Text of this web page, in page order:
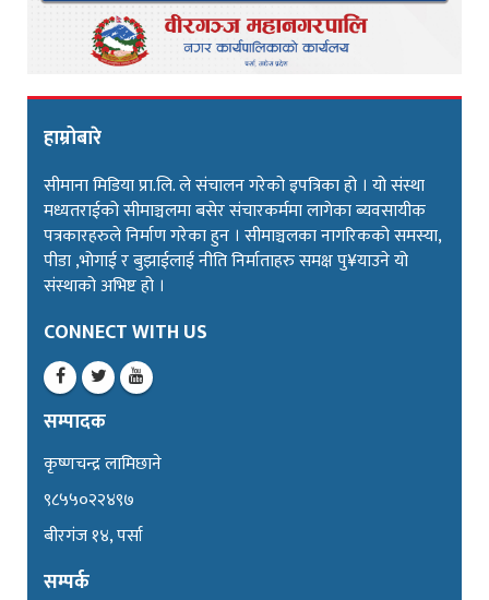
हाम्रोबारे
सीमाना मिडिया प्रा.लि. ले संचालन गरेको इपत्रिका हो । यो संस्था
मध्यतराईको सीमाञ्चलमा बसेर संचारकर्ममा लागेका ब्यवसायीक
पत्रकारहरुले निर्माण गरेका हुन । सीमाञ्चलका नागरिकको समस्या,
पीडा ,भोगाई र बुझाईलाई नीति निर्माताहरु समक्ष पु¥याउने यो
संस्थाको अभिष्ट हो ।
CONNECT WITH US
सम्पादक
कृष्णचन्द्र लामिछाने
९८५५०२२४९७
बीरगंज १४, पर्सा
सम्पर्क